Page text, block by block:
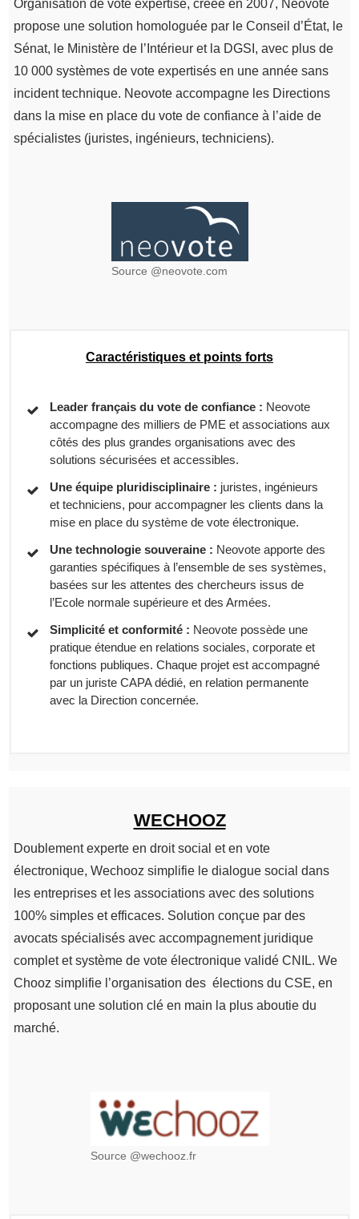
Organisation de vote expertisé, créee en 2007, Neovote
propose une solution homologuée par le Conseil d’État, le
Sénat, le Ministère de l’Intérieur et la DGSI, avec plus de
10 000 systèmes de vote expertisés en une année sans
incident technique. Neovote accompagne les Directions
dans la mise en place du vote de confiance à l’aide de
spécialistes (juristes, ingénieurs, techniciens).
Source @neovote.com
Caractéristiques et points forts
Leader français du vote de confiance : Neovote
accompagne des milliers de PME et associations aux
côtés des plus grandes organisations avec des
solutions sécurisées et accessibles.
Une équipe pluridisciplinaire : juristes, ingénieurs
et techniciens, pour accompagner les clients dans la
mise en place du système de vote électronique.
Une technologie souveraine : Neovote apporte des
garanties spécifiques à l’ensemble de ses systèmes,
basées sur les attentes des chercheurs issus de
l’Ecole normale supérieure et des Armées.
Simplicité et conformité : Neovote possède une
pratique étendue en relations sociales, corporate et
fonctions publiques. Chaque projet est accompagné
par un juriste CAPA dédié, en relation permanente
avec la Direction concernée.
WECHOOZ
Doublement experte en droit social et en vote
électronique, Wechooz simplifie le dialogue social dans
les entreprises et les associations avec des solutions
100% simples et efficaces. Solution conçue par des
avocats spécialisés avec accompagnement juridique
complet et système de vote électronique validé CNIL. We
Chooz simplifie l’organisation des élections du CSE, en
proposant une solution clé en main la plus aboutie du
marché.
Source @wechooz.fr